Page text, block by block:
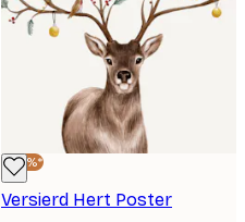
-40%*
Versierd Hert Poster